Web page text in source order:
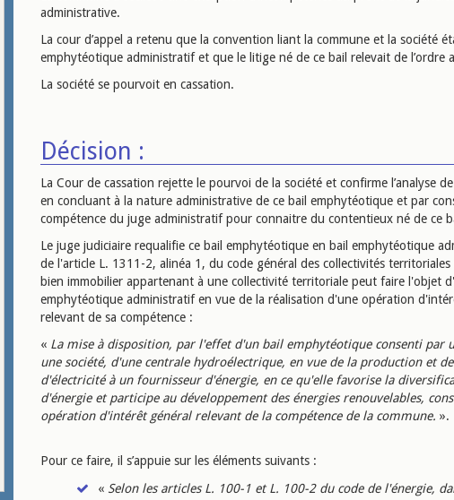
administrative.
La cour d’appel a retenu que la convention liant la commune et la société
emphytéotique administratif et que le litige né de ce bail relevait de l’ordre
La société se pourvoit en cassation.
Décision :
La Cour de cassation rejette le pourvoi de la société et confirme l’analyse de
en concluant à la nature administrative de ce bail emphytéotique et par
compétence du juge administratif pour connaitre du contentieux né de ce
Le juge judiciaire requalifie ce bail emphytéotique en bail emphytéotique
de l'article L. 1311-2, alinéa 1, du code général des collectivités territoriales
bien immobilier appartenant à une collectivité territoriale peut faire l'objet
emphytéotique administratif en vue de la réalisation d'une opération
relevant de sa compétence :
« La mise à disposition, par l'effet d'un bail emphytéotique consenti par
une société, d'une centrale hydroélectrique, en vue de la production et
d'électricité à un fournisseur d'énergie, en ce qu'elle favorise la
d'énergie et participe au développement des énergies renouvelables,
opération d'intérêt général relevant de la compétence de la commune. ».
Pour ce faire, il s’appuie sur les éléments suivants :
« Selon les articles L. 100-1 et L. 100-2 du code de l'énergie,